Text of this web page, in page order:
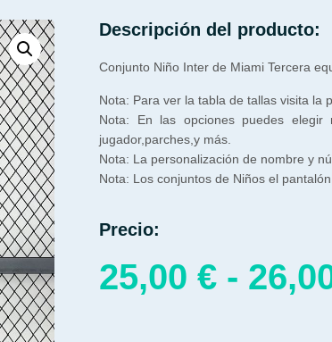
Descripción del producto:
Conjunto Niño Inter de Miami Tercera
Nota: Para ver la tabla de tallas visita la
Nota: En las opciones puedes
jugador,parches,y más.
Nota: La personalización de nombre y
Nota: Los conjuntos de Niños el
Precio:
25,00 € -